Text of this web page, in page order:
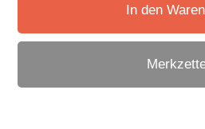
In den